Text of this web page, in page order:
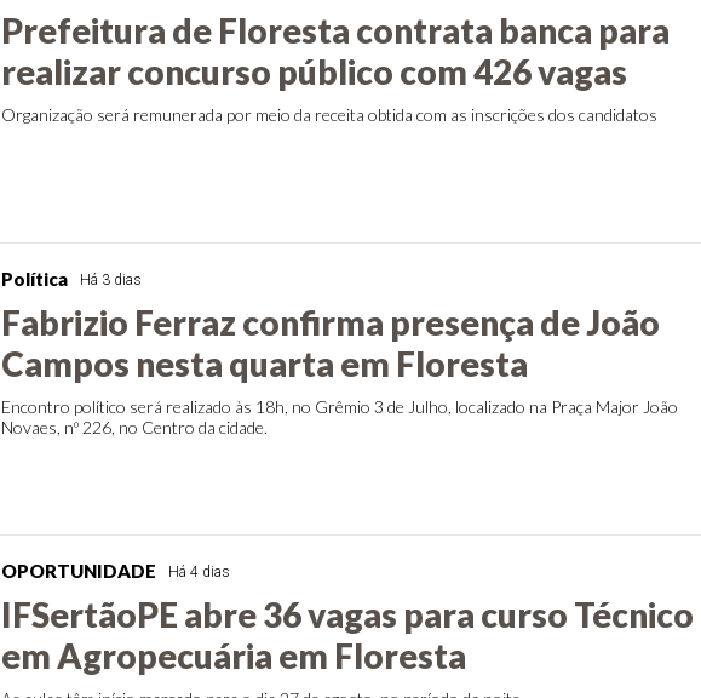
Prefeitura de Floresta contrata banca para
realizar concurso público com 426 vagas
Organização será remunerada por meio da receita obtida com as inscrições dos candidatos
Política Há 3 dias
Fabrizio Ferraz confirma presença de João
Campos nesta quarta em Floresta
Encontro político será realizado às 18h, no Grêmio 3 de Julho, localizado na Praça Major João
Novaes, nº 226, no Centro da cidade.
OPORTUNIDADE Há 4 dias
IFSertãoPE abre 36 vagas para curso Técnico
em Agropecuária em Floresta